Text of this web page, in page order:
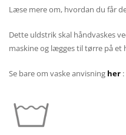
Læse mere om, hvordan du får
Dette uldstrik skal håndvaskes
maskine og lægges til tørre på et
Se bare om vaske anvisning her :